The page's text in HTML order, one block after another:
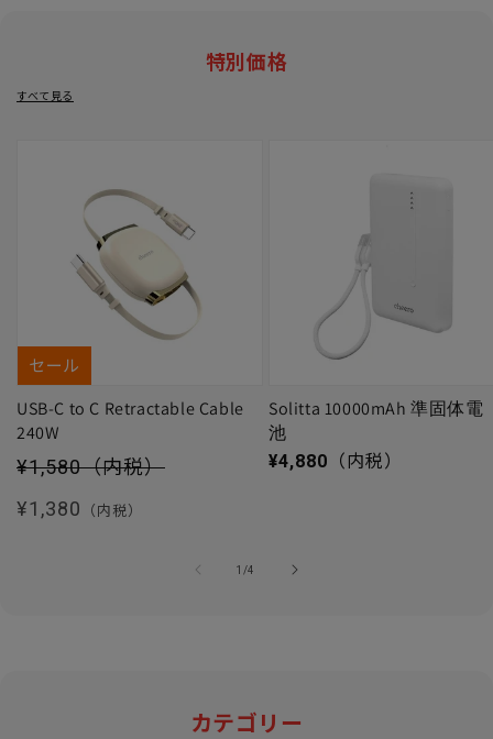
特別価格
すべて見る
セール
USB-C to C Retractable Cable
240W
セール価格
¥1,580（内税）
通常価格
¥1,380 （内税）
Solitta 10000mAh 準固体電
池
通常価格
¥4,880 （内税）
1 /
の4
カテゴリー